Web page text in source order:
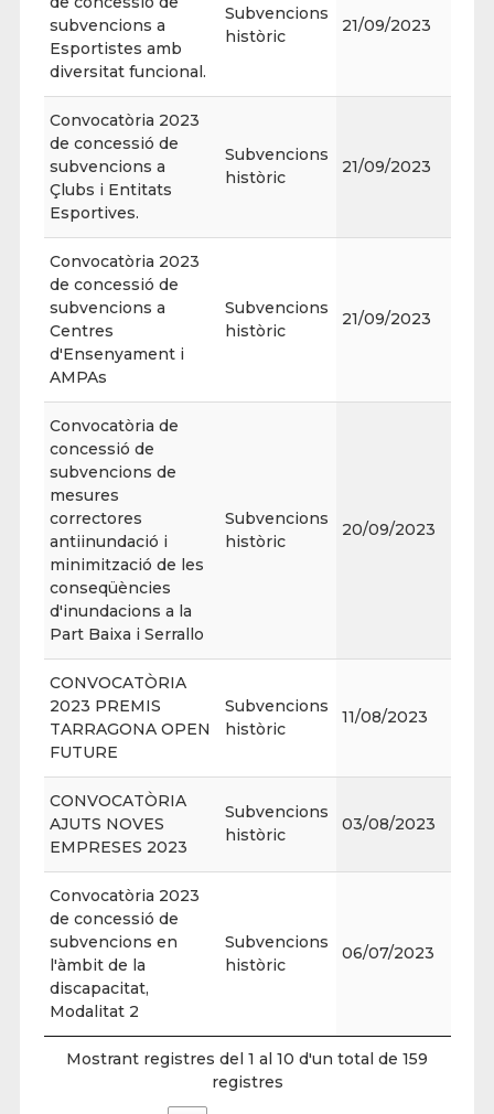
subvencions a
Esportistes amb
diversitat funcional.
Subvencions
històric
21/09/2023
Convocatòria 2023
de concessió de
subvencions a
Çlubs i Entitats
Esportives.
Subvencions
històric
21/09/2023
Convocatòria 2023
de concessió de
subvencions a
Centres
d'Ensenyament i
AMPAs
Subvencions
històric
21/09/2023
Convocatòria de
concessió de
subvencions de
mesures
correctores
antiinundació i
minimització de les
conseqüències
d'inundacions a la
Part Baixa i Serrallo
Subvencions
històric
20/09/2023
CONVOCATÒRIA
2023 PREMIS
TARRAGONA OPEN
FUTURE
Subvencions
històric
11/08/2023
CONVOCATÒRIA
AJUTS NOVES
EMPRESES 2023
Subvencions
històric
03/08/2023
Convocatòria 2023
de concessió de
subvencions en
l'àmbit de la
discapacitat,
Modalitat 2
Subvencions
històric
06/07/2023
Mostrant registres del 1 al 10 d'un total de 159
registres